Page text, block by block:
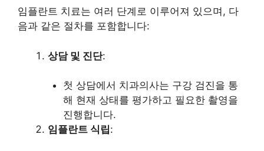
임플란트 치료는 여러 단계로 이루어져 있으며, 다
음과 같은 절차를 포함합니다:
상담 및 진단:
첫 상담에서 치과의사는 구강 검진을 통
해 현재 상태를 평가하고 필요한 촬영을
진행합니다.
임플란트 식립: